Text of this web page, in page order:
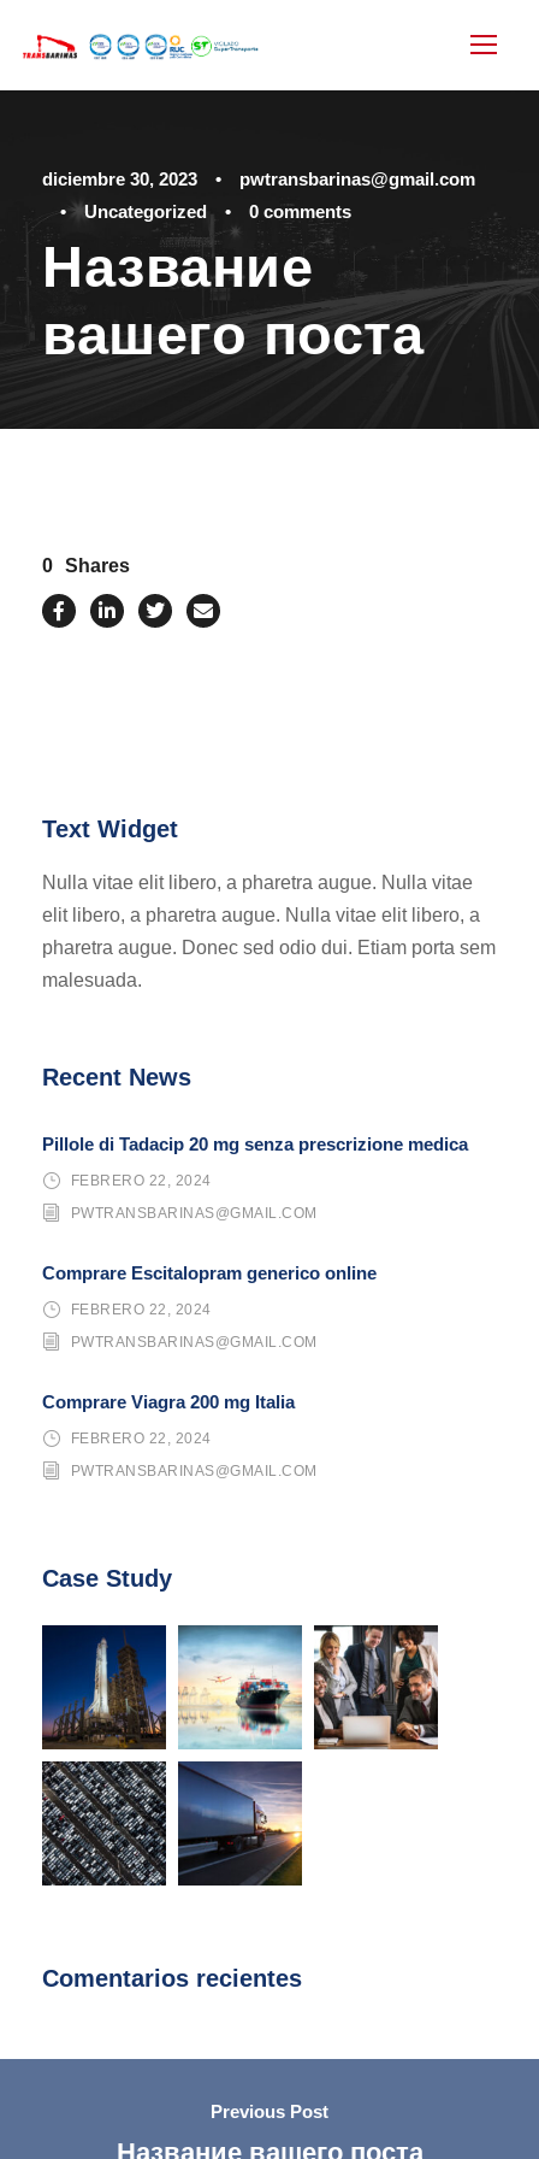
diciembre 30, 2023 •
pwtransbarinas@gmail.com
•
Uncategorized • 0 comments
Название
вашего поста
0 Shares
Text Widget
Nulla vitae elit libero, a pharetra augue. Nulla vitae
elit libero, a pharetra augue. Nulla vitae elit libero, a
pharetra augue. Donec sed odio dui. Etiam porta sem
malesuada.
Recent News
Pillole di Tadacip 20 mg senza prescrizione medica
FEBRERO 22, 2024
PWTRANSBARINAS@GMAIL.COM
Comprare Escitalopram generico online
FEBRERO 22, 2024
PWTRANSBARINAS@GMAIL.COM
Comprare Viagra 200 mg Italia
FEBRERO 22, 2024
PWTRANSBARINAS@GMAIL.COM
Case Study
Comentarios recientes
Previous Post
Название вашего поста